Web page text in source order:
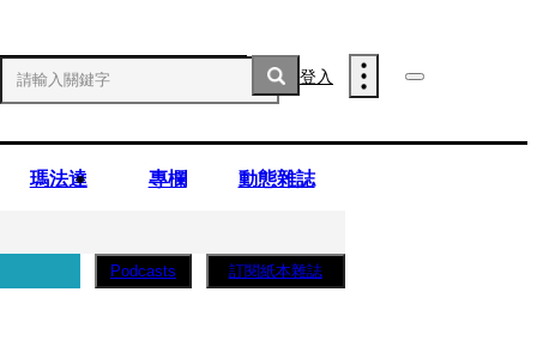
登入
瑪法達 專欄 動態雜誌
Podcasts 訂閱紙本雜誌